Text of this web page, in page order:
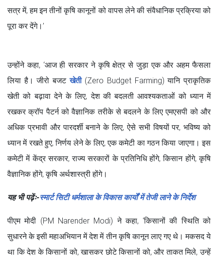
सत्र में, हम इन तीनों कृषि कानूनों को वापस लेने की संवैधानिक प्रक्रिया को
पूरा कर देंगे।’
उन्होंने कहा, ‘आज ही सरकार ने कृषि क्षेत्र से जुड़ा एक और अहम फैसला
लिया है। जीरो बजटखेती (Zero Budget Farming) यानि प्राकृतिक
खेती को बढ़ावा देने के लिए, देश की बदलती आवश्यकताओं को ध्यान में
रखकर क्रॉप पैटर्न को वैज्ञानिक तरीके से बदलने के लिए एमएसपी को और
अधिक प्रभावी और पारदर्शी बनाने के लिए, ऐसे सभी विषयों पर, भविष्य को
ध्यान में रखते हुए, निर्णय लेने के लिए, एक कमेटी का गठन किया जाएगा। इस
कमेटी में केंद्र सरकार, राज्य सरकारों के प्रतिनिधि होंगे, किसान होंगे, कृषि
वैज्ञानिक होंगे, कृषि अर्थशास्त्री होंगे।
यह भी पढ़ेंः-स्मार्ट सिटी धर्मशाला के विकास कार्यों में तेजी लाने के निर्देश
पीएम मोदी (PM Narender Modi) ने कहा, ‘किसानों की स्थिति को
सुधारने के इसी महाअभियान में देश में तीन कृषि कानून लाए गए थे। मकसद ये
था कि देश के किसानों को, खासकर छोटे किसानों को, और ताकत मिले, उन्हें